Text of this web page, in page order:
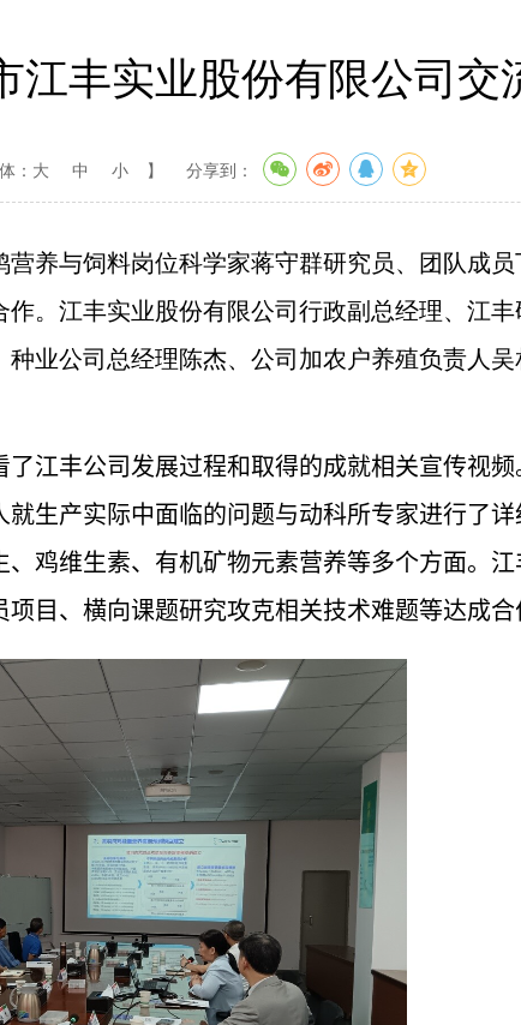
江丰实业股份有限公司交
： 大 中 小 】 分享到：
与饲料岗位科学家蒋守群研究员、团队成员
。江丰实业股份有限公司行政副总经理、江
业公司总经理陈杰、公司加农户养殖负责人
丰公司发展过程和取得的成就相关宣传视频
生产实际中面临的问题与动科所专家进行了
鸡维生素、有机矿物元素营养等多个方面。
目、横向课题研究攻克相关技术难题等达成合